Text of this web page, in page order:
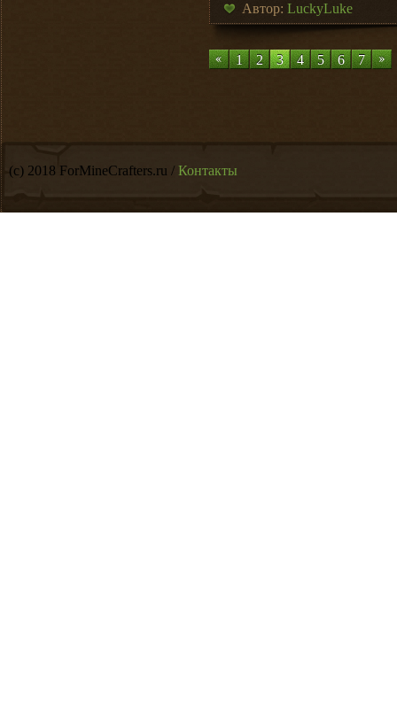
Автор: LuckyLuke
1 2 3 4 5 6 7
(c) 2018 ForMineCrafters.ru / Контакты